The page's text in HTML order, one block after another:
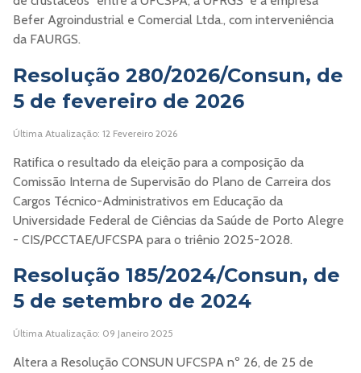
Befer Agroindustrial e Comercial Ltda., com interveniência
da FAURGS.
Resolução 280/2026/Consun, de
5 de fevereiro de 2026
Última Atualização: 12 Fevereiro 2026
Ratifica o resultado da eleição para a composição da
Comissão Interna de Supervisão do Plano de Carreira dos
Cargos Técnico-Administrativos em Educação da
Universidade Federal de Ciências da Saúde de Porto Alegre
- CIS/PCCTAE/UFCSPA para o triênio 2025-2028.
Resolução 185/2024/Consun, de
5 de setembro de 2024
Última Atualização: 09 Janeiro 2025
Altera a Resolução CONSUN UFCSPA nº 26, de 25 de